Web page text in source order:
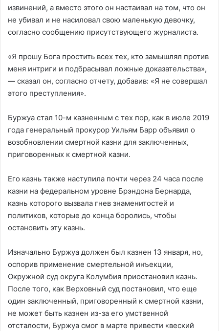
извинений, а вместо этого он настаивал на том, что он
не убивал и не насиловал свою маленькую девочку,
согласно сообщению присутствующего журналиста.
«Я прошу Бога простить всех тех, кто замышлял против
меня интриги и подбрасывал ложные доказательства»,
— сказал он, согласно отчету, добавив: «Я не совершал
этого преступления».
Буржуа стал 10-м казненным с тех пор, как в июле 2019
года генеральный прокурор Уильям Барр объявил о
возобновлении смертной казни для заключенных,
приговоренных к смертной казни.
Его казнь также наступила почти через 24 часа после
казни на федеральном уровне Брэндона Бернарда,
казнь которого вызвала гнев знаменитостей и
политиков, которые до конца боролись, чтобы
остановить эту казнь.
Изначально Буржуа должен был казнен 13 января, но,
оспорив применение смертельной инъекции,
Окружной суд округа Колумбия приостановил казнь.
После того, как Верховный суд постановил, что еще
один заключенный, приговоренный к смертной казни,
не может быть казнен из-за его умственной
отсталости, Буржуа смог в марте привести «веский